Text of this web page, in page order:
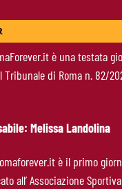
Gasperini boccia la
Roma, Gasperini lancia
Brighton: “Ci manca
Chiedete alla società”
è una testata
di Roma n. 82/
Melissa Landolina
è il primo
all’ Associazione